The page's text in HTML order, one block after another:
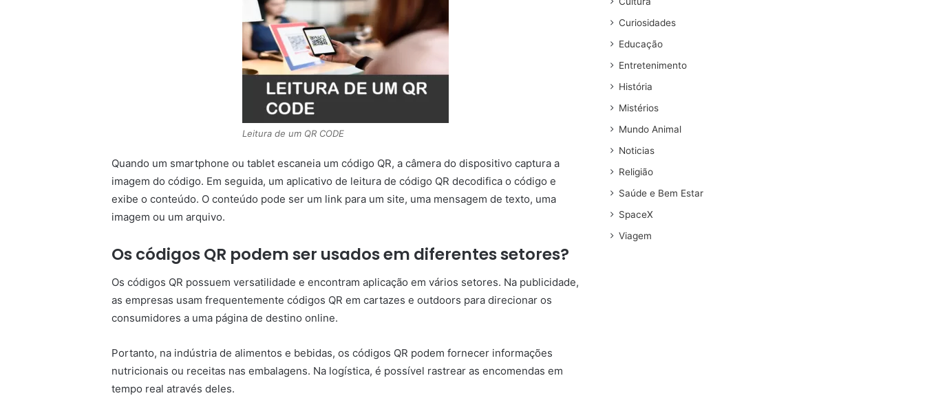
Leitura de um QR CODE
Quando um smartphone ou tablet escaneia um código QR, a câmera do dispositivo captura a
imagem do código. Em seguida, um aplicativo de leitura de código QR decodifica o código e
exibe o conteúdo. O conteúdo pode ser um link para um site, uma mensagem de texto, uma
imagem ou um arquivo.
Os códigos QR podem ser usados em diferentes setores?
Os códigos QR possuem versatilidade e encontram aplicação em vários setores. Na publicidade,
as empresas usam frequentemente códigos QR em cartazes e outdoors para direcionar os
consumidores a uma página de destino online.
Portanto, na indústria de alimentos e bebidas, os códigos QR podem fornecer informações
nutricionais ou receitas nas embalagens. Na logística, é possível rastrear as encomendas em
tempo real através deles.
Curiosidades
Educação
Entretenimento
História
Mistérios
Mundo Animal
Noticias
Religião
Saúde e Bem Estar
SpaceX
Viagem